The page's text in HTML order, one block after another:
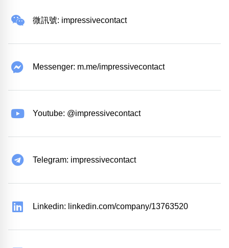
微訊號: impressivecontact
Messenger: m.me/impressivecontact
Youtube: @impressivecontact
Telegram: impressivecontact
Linkedin: linkedin.com/company/13763520